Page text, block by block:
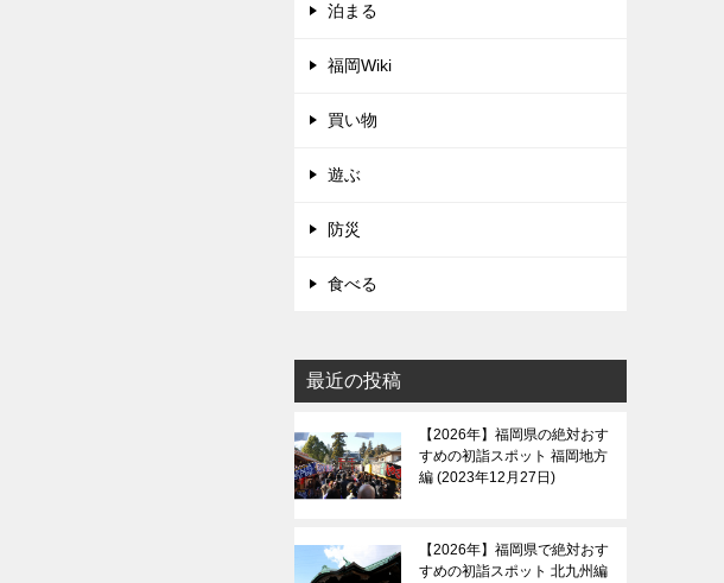
泊まる
福岡Wiki
買い物
遊ぶ
防災
食べる
最近の投稿
【2026年】福岡県の絶対おす
すめの初詣スポット 福岡地方
編 2023年12月27日
【2026年】福岡県で絶対おす
すめの初詣スポット 北九州編